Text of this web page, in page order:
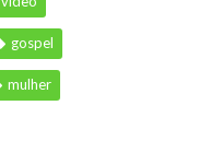
gospel
mulher